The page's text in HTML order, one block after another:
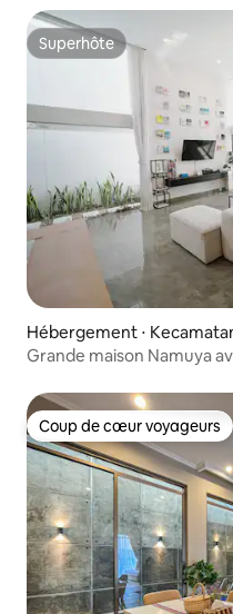
Superhôte
Superhôte
Hébergement ⋅
Grande maison Namuya
Coup de cœur voyageurs
Coup de cœur voyageurs